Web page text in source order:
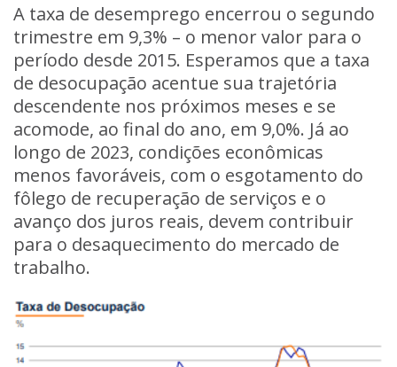
A taxa de desemprego encerrou o segundo
trimestre em 9,3% – o menor valor para o
período desde 2015. Esperamos que a taxa
de desocupação acentue sua trajetória
descendente nos próximos meses e se
acomode, ao final do ano, em 9,0%. Já ao
longo de 2023, condições econômicas
menos favoráveis, com o esgotamento do
fôlego de recuperação de serviços e o
avanço dos juros reais, devem contribuir
para o desaquecimento do mercado de
trabalho.